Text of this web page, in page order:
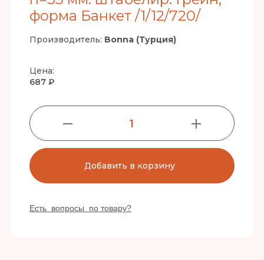
форма Банкет /1/12/720/
Производитель: Bonna (Турция)
Цена:
687 ₽
1
Добавить в корзину
Есть вопросы по товару?